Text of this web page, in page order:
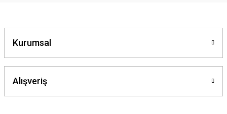
Bu ürüne benzer farklı alternatifler olmalı.
Kurumsal
Alışveriş